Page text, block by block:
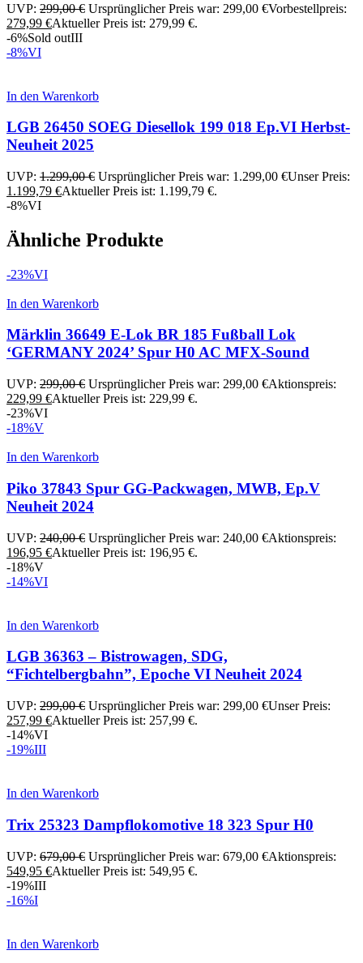
UVP: 299,00€ Ursprünglicher Preis war: 299,00 €Vorbestellpreis:
279,99 €Aktueller Preis ist: 279,99 €.
-6%Sold outIII
-8%VI
In den Warenkorb
LGB 26450 SOEG Diesellok 199 018 Ep.VI Herbst-
Neuheit 2025
UVP: 1.299,00€ Ursprünglicher Preis war: 1.299,00 €Unser Preis:
1.199,79 €Aktueller Preis ist: 1.199,79 €.
-8%VI
Ähnliche Produkte
-23%VI
In den Warenkorb
Märklin 36649 E-Lok BR 185 Fußball Lok
‘GERMANY 2024’ Spur H0 AC MFX-Sound
UVP: 299,00€ Ursprünglicher Preis war: 299,00 €Aktionspreis:
229,99 €Aktueller Preis ist: 229,99 €.
-23%VI
-18%V
In den Warenkorb
Piko 37843 Spur GG-Packwagen, MWB, Ep.V
Neuheit 2024
UVP: 240,00€ Ursprünglicher Preis war: 240,00 €Aktionspreis:
196,95 €Aktueller Preis ist: 196,95 €.
-18%V
-14%VI
In den Warenkorb
LGB 36363 – Bistrowagen, SDG,
“Fichtelbergbahn”, Epoche VI Neuheit 2024
UVP: 299,00€ Ursprünglicher Preis war: 299,00 €Unser Preis:
257,99 €Aktueller Preis ist: 257,99 €.
-14%VI
-19%III
In den Warenkorb
Trix 25323 Dampflokomotive 18 323 Spur H0
UVP: 679,00€ Ursprünglicher Preis war: 679,00 €Aktionspreis:
549,95 €Aktueller Preis ist: 549,95 €.
-19%III
-16%I
In den Warenkorb